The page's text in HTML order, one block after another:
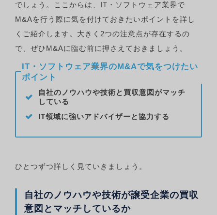
でしょう。ここからは、IT・ソフトウェア業界で
M&Aを行う際に気を付けておきたいポイントを詳し
くご紹介します。大きく2つの注意点が存在するの
で、ぜひM&Aに臨む前に押さえておきましょう。
IT・ソフトウェア業界のM&Aで気をつけたい
ポイント
自社のノウハウや技術と買収意図がマッチ
している
IT領域に強いアドバイザーと協力する
ひとつずつ詳しく見ていきましょう。
自社のノウハウや技術が譲受企業の買収
意図とマッチしているか